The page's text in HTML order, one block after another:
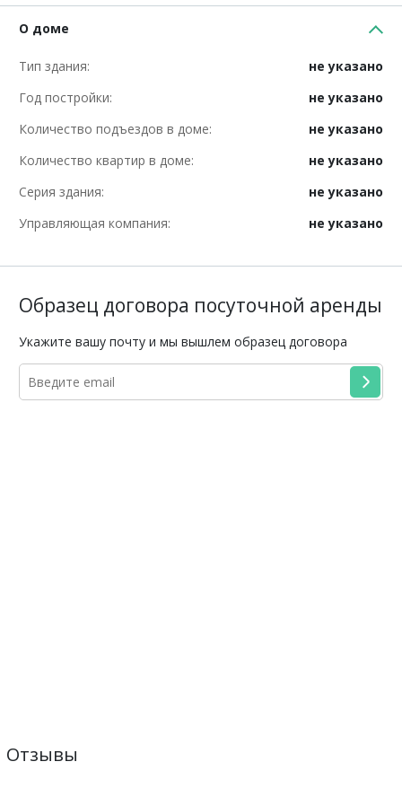
О доме
Тип здания:
не указано
Год постройки:
не указано
Количество подъездов в доме:
не указано
Количество квартир в доме:
не указано
Серия здания:
не указано
Управляющая компания:
не указано
Образец договора посуточной аренды
Укажите вашу почту и мы вышлем образец договора
Отзывы